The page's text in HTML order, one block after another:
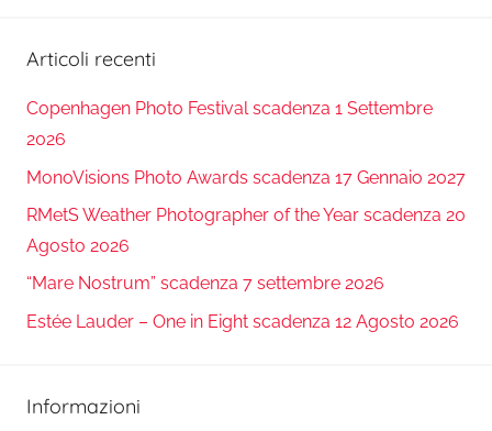
Articoli recenti
Copenhagen Photo Festival scadenza 1 Settembre
2026
MonoVisions Photo Awards scadenza 17 Gennaio 2027
RMetS Weather Photographer of the Year scadenza 20
Agosto 2026
“Mare Nostrum” scadenza 7 settembre 2026
Estée Lauder – One in Eight scadenza 12 Agosto 2026
Informazioni